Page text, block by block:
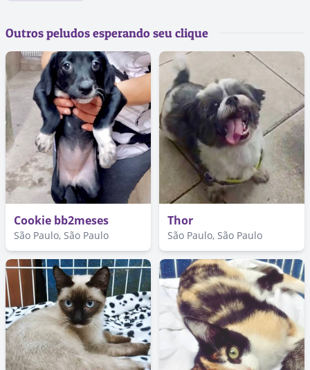
Outros peludos esperando seu clique
Cookie bb2meses
São Paulo, São Paulo
Thor
São Paulo, São Paulo